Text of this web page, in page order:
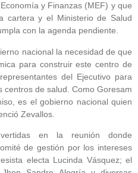
y Finanzas (MEF) y que
cartera y el Ministerio de Salud
con la agenda pendiente.
nacional la necesidad de que
para construir este centro de
del Ejecutivo para
centros de salud. Como Goresam
es el gobierno nacional quien
Zevallos.
en la reunión donde
de gestión por los intereses
electa Lucinda Vásquez; el